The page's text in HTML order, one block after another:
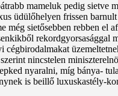
mameluk pedig sietve
üdülőhelyen frissen
még sietősebben rebben el
rekordgyorsasággal
cégbirodalmakat
nincstelen
nyaralni, míg bánya-
is beillő luxuskastély-